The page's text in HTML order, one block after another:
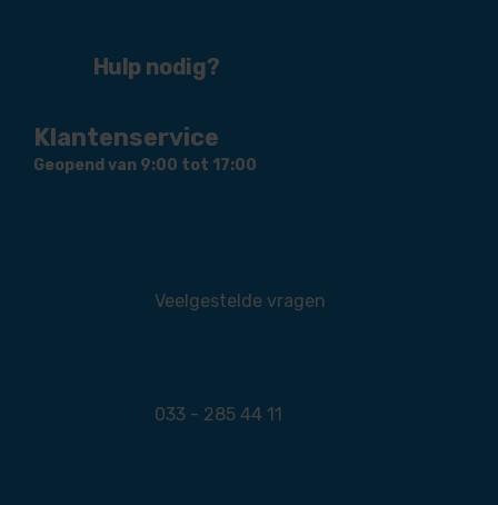
Hulp nodig?
Klantenservice
Geopend van 9:00 tot 17:00
Veelgestelde vragen
033 - 285 44 11